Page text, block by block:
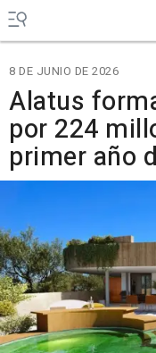
8 DE JUNIO DE 2026
Alatus
por 224
primer año